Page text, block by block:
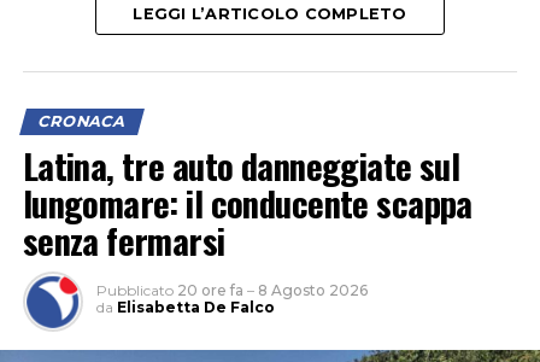
LEGGI L’ARTICOLO COMPLETO
CRONACA
Latina, tre auto danneggiate sul
lungomare: il conducente scappa
senza fermarsi
Pubblicato 20 ore fa – 8 Agosto 2026
da Elisabetta De Falco